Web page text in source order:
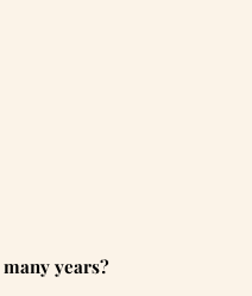
years?